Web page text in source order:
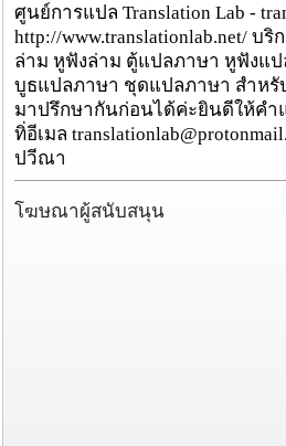
ศูนย์การแปล Translation Lab -
http://www.translationlab.net/ บ
ล่าม หูฟังล่าม ตู้แปลภาษา หูฟังแ
บูธแปลภาษา ชุดแปลภาษา สำหรั
มาปรึกษากันก่อนได้ค่ะยินดีให้คำ
ทิ่อีเมล
ปวีณา
โฆษณาผู้สนับสนุน